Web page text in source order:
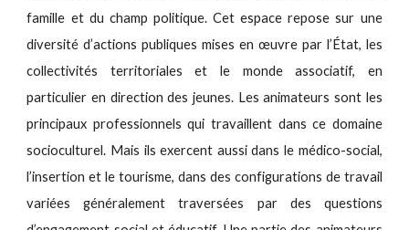
famille et du champ politique. Cet espace repose sur une
diversité d’actions publiques mises en œuvre par l’État, les
collectivités territoriales et le monde associatif, en
particulier en direction des jeunes. Les animateurs sont les
principaux professionnels qui travaillent dans ce domaine
socioculturel. Mais ils exercent aussi dans le médico-social,
l’insertion et le tourisme, dans des configurations de travail
variées généralement traversées par des questions